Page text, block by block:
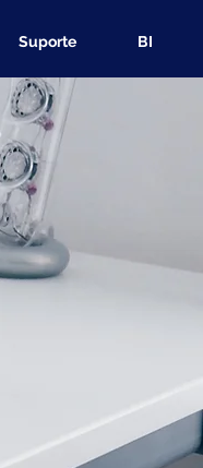
Suporte BI